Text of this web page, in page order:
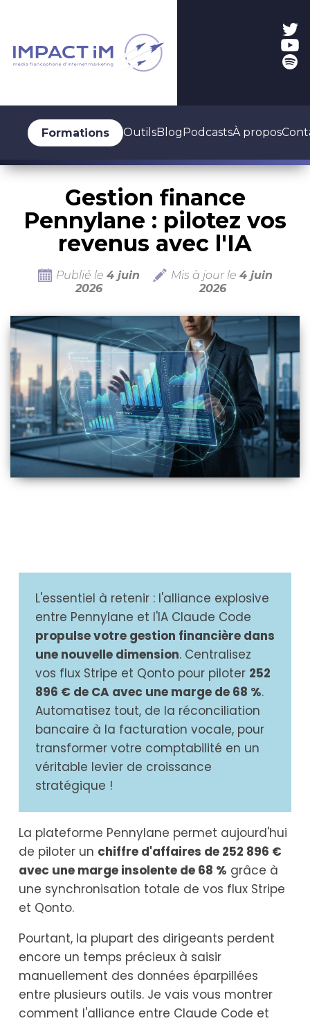
Formations OutilsBlogPodcastsÀ propos
Gestion finance
Pennylane : pilotez vos
revenus avec l'IA
Publié le4 juin
2026
Mis à jour le4 juin
2026
L'essentiel à retenir : l'alliance explosive
entre Pennylane et l'IA Claude Code
propulse votre gestion financière dans
une nouvelle dimension. Centralisez
vos flux Stripe et Qonto pour piloter 252
896 € de CA avec une marge de 68 %.
Automatisez tout, de la réconciliation
bancaire à la facturation vocale, pour
transformer votre comptabilité en un
véritable levier de croissance
stratégique !
La plateforme Pennylane permet aujourd'hui
de piloter un chiffre d'affaires de 252 896 €
avec une marge insolente de 68 % grâce à
une synchronisation totale de vos flux Stripe
et Qonto.
Pourtant, la plupart des dirigeants perdent
encore un temps précieux à saisir
manuellement des données éparpillées
entre plusieurs outils. Je vais vous montrer
comment l'alliance entre Claude Code et